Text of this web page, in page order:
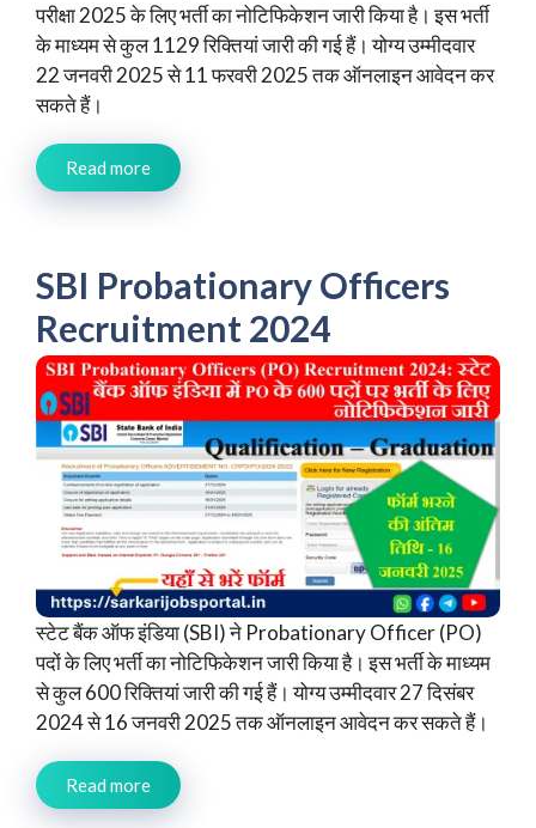
परीक्षा 2025 के लिए भर्ती का नोटिफिकेशन जारी किया है। इस भर्ती
के माध्यम से कुल 1129 रिक्तियां जारी की गई हैं। योग्य उम्मीदवार
22 जनवरी 2025 से 11 फरवरी 2025 तक ऑनलाइन आवेदन कर
सकते हैं।
Read more
SBI Probationary Officers
Recruitment 2024
स्टेट बैंक ऑफ इंडिया (SBI) ने Probationary Officer (PO)
पदों के लिए भर्ती का नोटिफिकेशन जारी किया है। इस भर्ती के माध्यम
से कुल 600 रिक्तियां जारी की गई हैं। योग्य उम्मीदवार 27 दिसंबर
2024 से 16 जनवरी 2025 तक ऑनलाइन आवेदन कर सकते हैं।
Read more